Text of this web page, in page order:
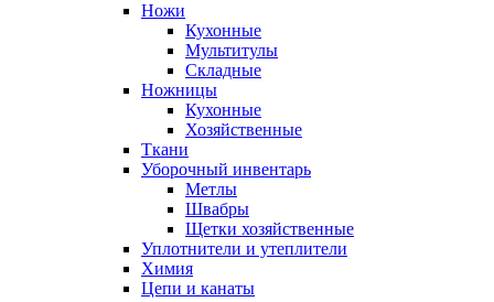
Ножи
Кухонные
Мультитулы
Складные
Ножницы
Кухонные
Хозяйственные
Ткани
Уборочный инвентарь
Метлы
Швабры
Щетки хозяйственные
Уплотнители и утеплители
Химия
Цепи и канаты